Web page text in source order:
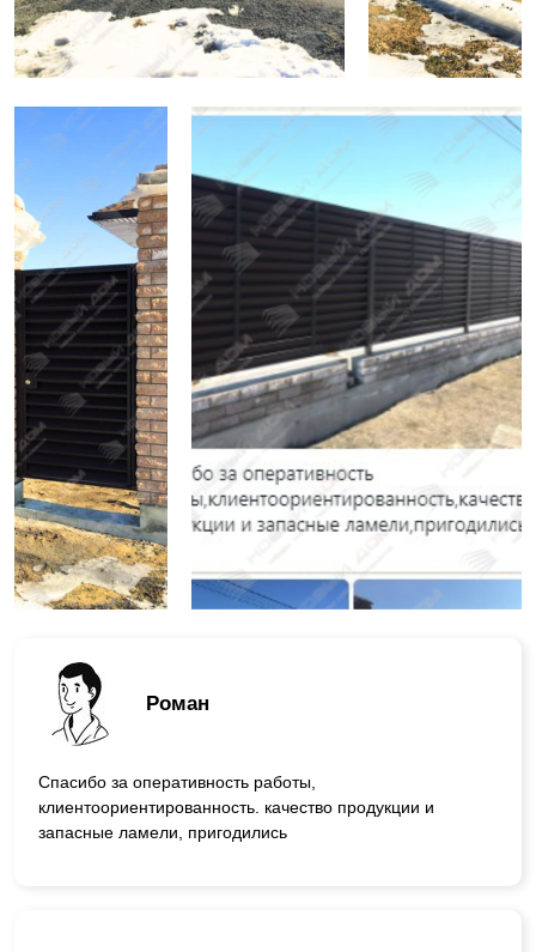
Роман
Спасибо за оперативность работы,
клиентоориентированность. качество продукции и
запасные ламели, пригодились